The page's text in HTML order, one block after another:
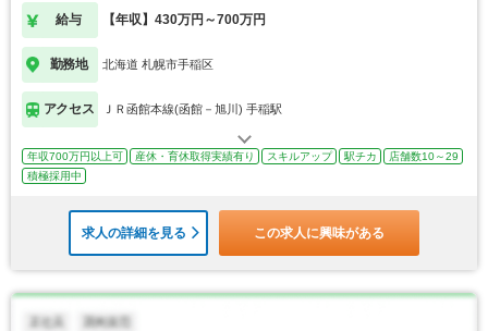
給与 【年収】430万円～700万円
勤務地 北海道 札幌市手稲区
アクセス ＪＲ函館本線(函館－旭川) 手稲駅
年収700万円以上可 産休・育休取得実績有り スキルアップ 駅チカ
店舗数10～29
積極採用中
求人の詳細を見る この求人に興味がある